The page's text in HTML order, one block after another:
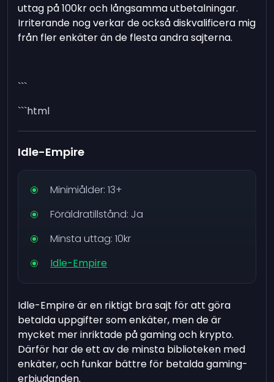
uttag på 100kr och långsamma utbetalningar.
Irriterande nog verkar de också diskvalificera mig
från fler enkäter än de flesta andra sajterna.
```
```html
Idle-Empire
Minimiålder: 13+
Föräldratillstånd: Ja
Minsta uttag: 10kr
Idle-Empire
Idle-Empire är en riktigt bra sajt för att göra
betalda uppgifter som enkäter, men de är
mycket mer inriktade på gaming och krypto.
Därför har de ett av de minsta biblioteken med
enkäter, och funkar bättre för betalda gaming-
erbjudanden.